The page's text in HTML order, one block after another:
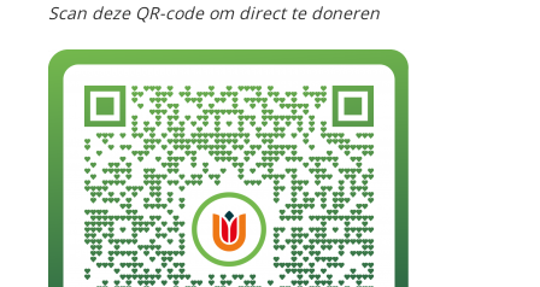
Scan deze QR-code om direct te doneren